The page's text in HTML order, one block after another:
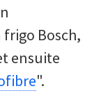
Bosch,
ensuite
".